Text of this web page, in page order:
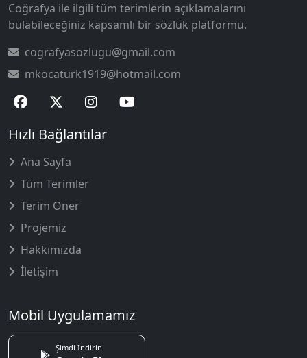
Coğrafya ile ilgili tüm terimlerin açıklamalarını
bulabileceğiniz kapsamlı bir sözlük platformu.
cografyasozlugu@gmail.com
mkocaturk1919@hotmail.com
Hızlı Bağlantılar
Ana Sayfa
Tüm Terimler
Terim Öner
Projemiz
Hakkımızda
İletişim
Mobil Uygulamamız
Şimdi İndirin